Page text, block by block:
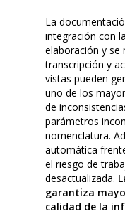
La
integración con
elaboración y se
transcripción y
vistas pueden
uno de los
de
parámetros
nomenclatura.
automática
el riesgo de
desactualizada.
garantiza
calidad de la